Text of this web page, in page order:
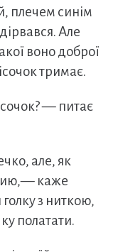
плечем синім
Але
воно доброї
тримає.
— питає
але, як
каже
з ниткою,
полатати.